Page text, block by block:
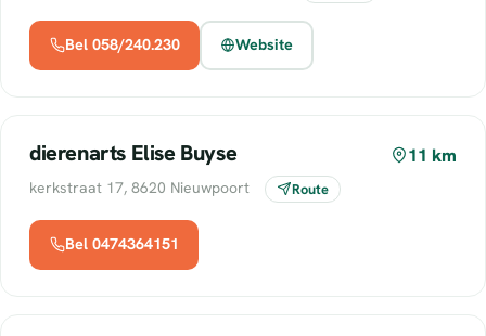
Bel 058/240.230 Website
dierenarts Elise Buyse 11 km
kerkstraat 17, 8620 Nieuwpoort Route
Bel 0474364151